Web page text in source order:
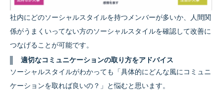
社内にどのソーシャルスタイルを持つメンバーが多いか、人間関
係がうまくいってない方のソーシャルスタイルを確認して改善に
つなげることが可能です。
適切なコミュニケーションの取り方をアドバイス
ソーシャルスタイルがわかっても「具体的にどんな風にコミュニ
ケーションを取れば良いの？」と悩むと思います。